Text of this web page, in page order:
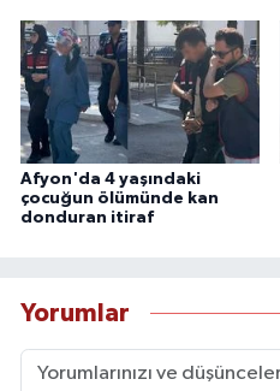
Afyon'da 4 yaşındaki
çocuğun ölümünde kan
donduran itiraf
Yorumlar